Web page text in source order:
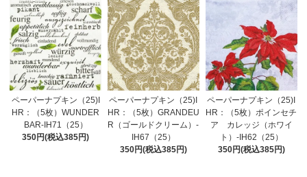
ペーパーナプキン（25)I
HR：（5枚）WUNDER
BAR-IH71（25）
350円(税込385円)
ペーパーナプキン（25)I
HR：（5枚）GRANDEU
R（ゴールドクリーム）-
IH67（25）
350円(税込385円)
ペーパーナプキン（25)I
HR：（5枚）ポインセチ
ア カレッジ（ホワイ
ト）-IH62（25）
350円(税込385円)